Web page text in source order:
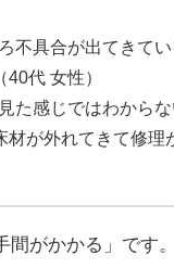
不具合が出てきて
40代 女性）
た感じではわから
材が外れてきて修理
間がかかる」です。